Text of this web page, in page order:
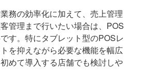
務の効率化に加えて、売上管理
管理まで行いたい場合は、POS
す。特にタブレット型のPOSレ
を抑えながら必要な機能を幅広
めて導入する店舗でも検討しや